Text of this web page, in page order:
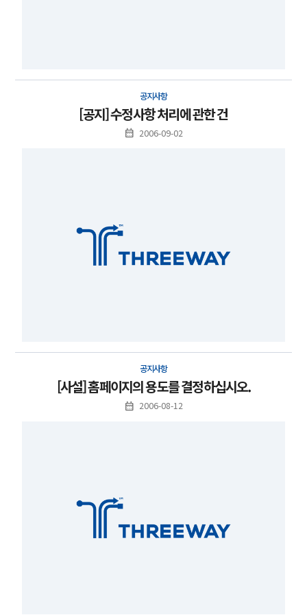
공지사항
[공지] 수정사항 처리에 관한 건
2006-09-02
공지사항
[사설] 홈페이지의 용도를 결정하십시오.
2006-08-12